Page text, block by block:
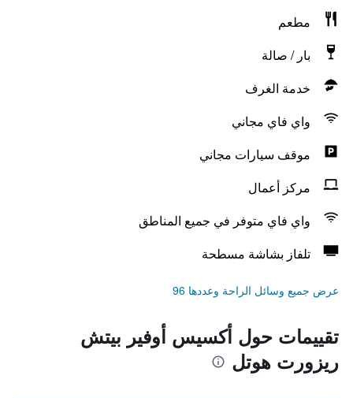
مطعم
بار / صالة
خدمة الغرف
واي فاي مجاني
موقف سيارات مجاني
مركز أعمال
واي فاي متوفر في جميع المناطق
تلفاز بشاشة مسطحة
عرض جميع وسائل الراحة وعددها 96
تقييمات حول أكسيس أوفير بيتش
ريزورت هوتل